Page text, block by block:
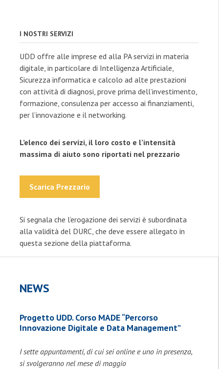
I NOSTRI SERVIZI
UDD offre alle imprese ed alla PA servizi in materia
digitale, in particolare di Intelligenza Artificiale,
Sicurezza informatica e calcolo ad alte prestazioni
con attività di diagnosi, prove prima dell’investimento,
formazione, consulenza per accesso ai finanziamenti,
per l’innovazione e il networking.
L’elenco dei servizi, il loro costo e l’intensità
massima di aiuto sono riportati nel prezzario
Scarica Prezzario
Si segnala che l’erogazione dei servizi è subordinata
alla validità del DURC, che deve essere allegato in
questa sezione della piattaforma.
NEWS
Progetto UDD. Corso MADE “Percorso
Innovazione Digitale e Data Management”
I sette appuntamenti, di cui sei online e uno in presenza,
si svolgeranno nel mese di maggio